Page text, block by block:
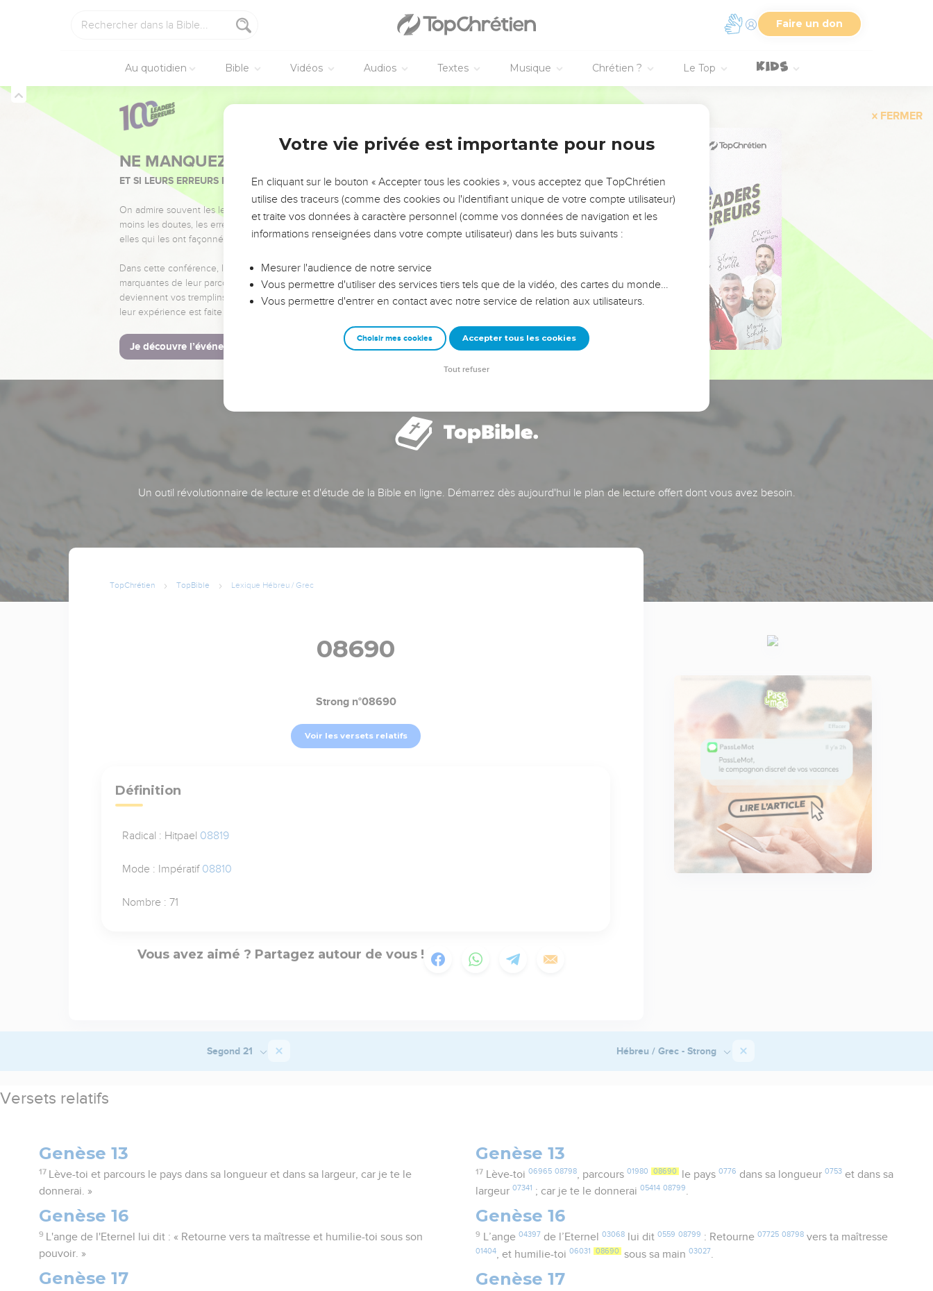
Faire un don
Au quotidien Bible Vidéos Audios Textes Musique Chrétien ? Le Top
FERMER
NE MANQUEZ PAS L’ÉVÉNEMENT DE L’ANNÉE !
ET SI LEURS ERREURS POUVAIENT VOUS ÉVITER LES VOTRES ?
On admire souvent les leaders pour leurs réussites, leur impact, leur foi ou leur vision. Mais on voit
moins les doutes, les erreurs et les saisons difficiles qu'ils ont traversés, alors même que ce sont
elles qui les ont façonnés.
Dans cette conférence, leaders, entrepreneurs, et responsables reviennent sur les erreurs
marquantes de leur parcours et les clés pour avancer avec plus de sagesse afin que leurs erreurs
deviennent vos tremplins. Que vous guidiez un ministère, une équipe, un groupe ou une famille,
leur expérience est faite pour vous.
Je découvre l’événement
Un outil révolutionnaire de lecture et d'étude de la Bible en ligne. Démarrez dès aujourd'hui le plan de lecture offert dont vous avez besoin.
TopChrétien TopBible Lexique Hébreu / Grec
08690
Strong n°08690
Voir les versets relatifs
Définition
Radical : Hitpael 08819
Mode : Impératif 08810
Nombre : 71
Vous avez aimé ? Partagez autour de vous !
Segond 21 Hébreu / Grec - Strong
Versets relatifs
Genèse 13
17
Lève-toi et parcours le pays dans sa longueur et dans sa largeur, car je te le
donnerai. »
Genèse 16
9
L'ange de l'Eternel lui dit : « Retourne vers ta maîtresse et humilie-toi sous son
pouvoir. »
Genèse 17
Genèse 13
17 Lève-toi 06965 08798, parcours 01980 08690 le pays 0776 dans sa longueur 0753et dans sa
largeur07341 ; car je te le donnerai05414 08799.
Genèse 16
9 L’ange 04397 de l’Eternel 03068lui dit 0559 08799 : Retourne 07725 08798vers ta maîtresse
01404 , et humilie-toi06031 08690 sous sa main03027
Genèse 17
Votre vie privée est importante pour nous
En cliquant sur le bouton « Accepter tous les cookies », vous acceptez que TopChrétien
utilise des traceurs (comme des cookies ou l'identifiant unique de votre compte utilisateur)
et traite vos données à caractère personnel (comme vos données de navigation et les
informations renseignées dans votre compte utilisateur) dans les buts suivants :
Mesurer l'audience de notre service
Vous permettre d'utiliser des services tiers tels que de la vidéo, des cartes du monde…
Vous permettre d'entrer en contact avec notre service de relation aux utilisateurs.
Choisir mes cookies Accepter tous les cookies
Tout refuser